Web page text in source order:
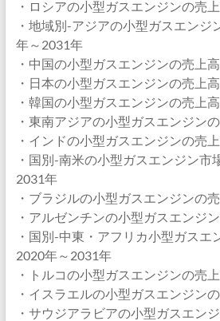
・ロシアの小型ガスエンジンの売
・地域別-アジアの小型ガスエンジ
年～2031年
・中国の小型ガスエンジンの売上高
・日本の小型ガスエンジンの売上高
・韓国の小型ガスエンジンの売上高
・東南アジアの小型ガスエンジン
・インドの小型ガスエンジンの売
・国別-南米の小型ガスエンジン市
2031年
・ブラジルの小型ガスエンジンの
・アルゼンチンの小型ガスエンジ
・国別-中東・アフリカ小型ガスエ
2020年～2031年
・トルコの小型ガスエンジンの売
・イスラエルの小型ガスエンジン
・サウジアラビアの小型ガスエン